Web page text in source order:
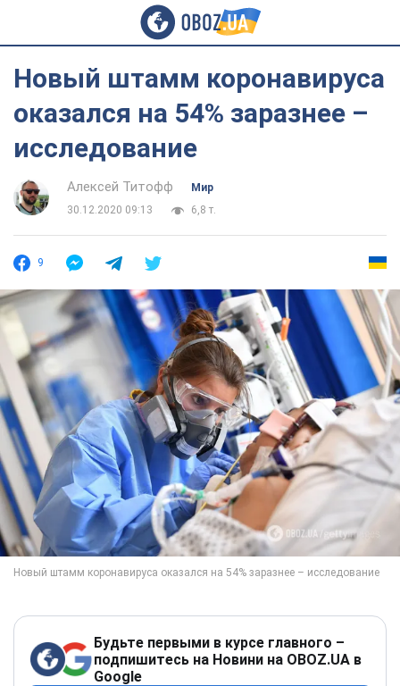
Новый штамм коронавируса
оказался на 54% заразнее –
исследование
Алексей Титофф
Мир
30.12.2020 09:13
6,8 т.
9
Будьте первыми в курсе главного –
подпишитесь на Новини на OBOZ.UA в
Google